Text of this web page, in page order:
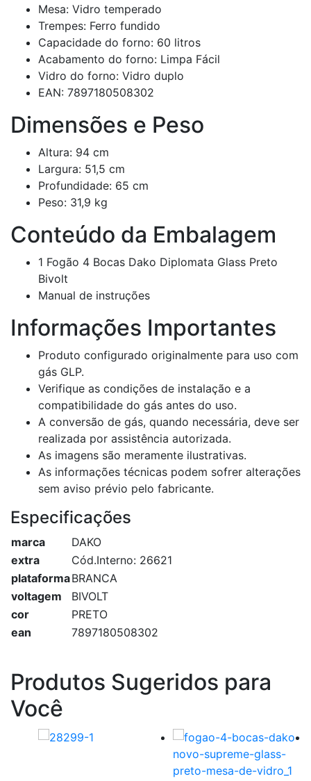
Mesa: Vidro temperado
Trempes: Ferro fundido
Capacidade do forno: 60 litros
Acabamento do forno: Limpa Fácil
Vidro do forno: Vidro duplo
EAN: 7897180508302
Dimensões e Peso
Altura: 94 cm
Largura: 51,5 cm
Profundidade: 65 cm
Peso: 31,9 kg
Conteúdo da Embalagem
1 Fogão 4 Bocas Dako Diplomata Glass Preto
Bivolt
Manual de instruções
Informações Importantes
Produto configurado originalmente para uso com
gás GLP.
Verifique as condições de instalação e a
compatibilidade do gás antes do uso.
A conversão de gás, quando necessária, deve ser
realizada por assistência autorizada.
As imagens são meramente ilustrativas.
As informações técnicas podem sofrer alterações
sem aviso prévio pelo fabricante.
Especificações
marca
DAKO
extra
Cód.Interno: 26621
plataformaBRANCA
voltagem
BIVOLT
cor
PRETO
ean
7897180508302
Produtos Sugeridos para
Você